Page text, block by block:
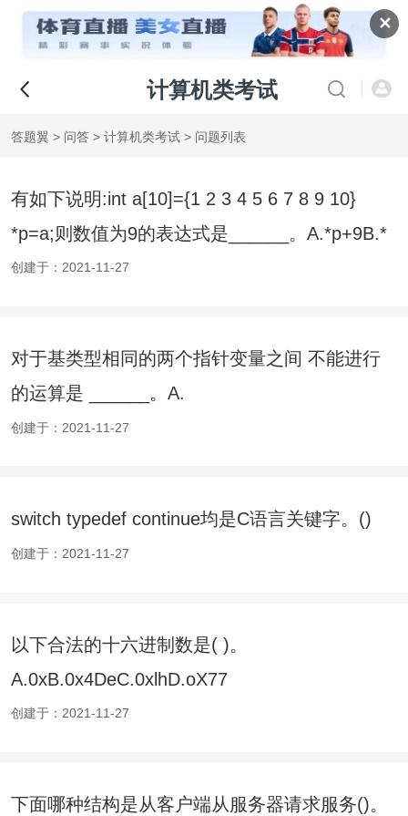
✕
计算机类考试
答题翼 > 问答> 计算机类考试> 问题列表
有如下说明:int a[10]={1 2 3 4 5 6 7 8 9 10}
*p=a;则数值为9的表达式是______。A.*p+9B.*
(p+8)C
创建于：2021-11-27
对于基类型相同的两个指针变量之间 不能进行
的运算是 ______。A.
创建于：2021-11-27
switch typedef continue均是C语言关键字。()
创建于：2021-11-27
以下合法的十六进制数是( )。
A.0xB.0x4DeC.0xlhD.oX77
创建于：2021-11-27
下面哪种结构是从客户端从服务器请求服务()。